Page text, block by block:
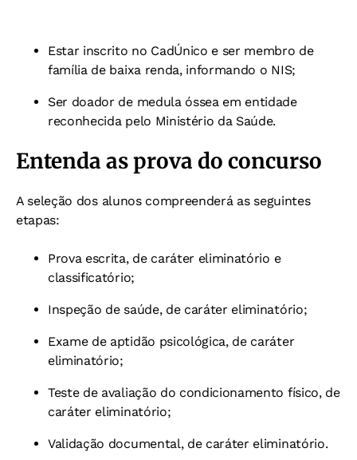
Estar inscrito no CadÚnico e ser membro de
família de baixa renda, informando o NIS;
Ser doador de medula óssea em entidade
reconhecida pelo Ministério da Saúde.
Entenda as prova do concurso
A seleção dos alunos compreenderá as seguintes
etapas:
Prova escrita, de caráter eliminatório e
classificatório;
Inspeção de saúde, de caráter eliminatório;
Exame de aptidão psicológica, de caráter
eliminatório;
Teste de avaliação do condicionamento físico, de
caráter eliminatório;
Validação documental, de caráter eliminatório.